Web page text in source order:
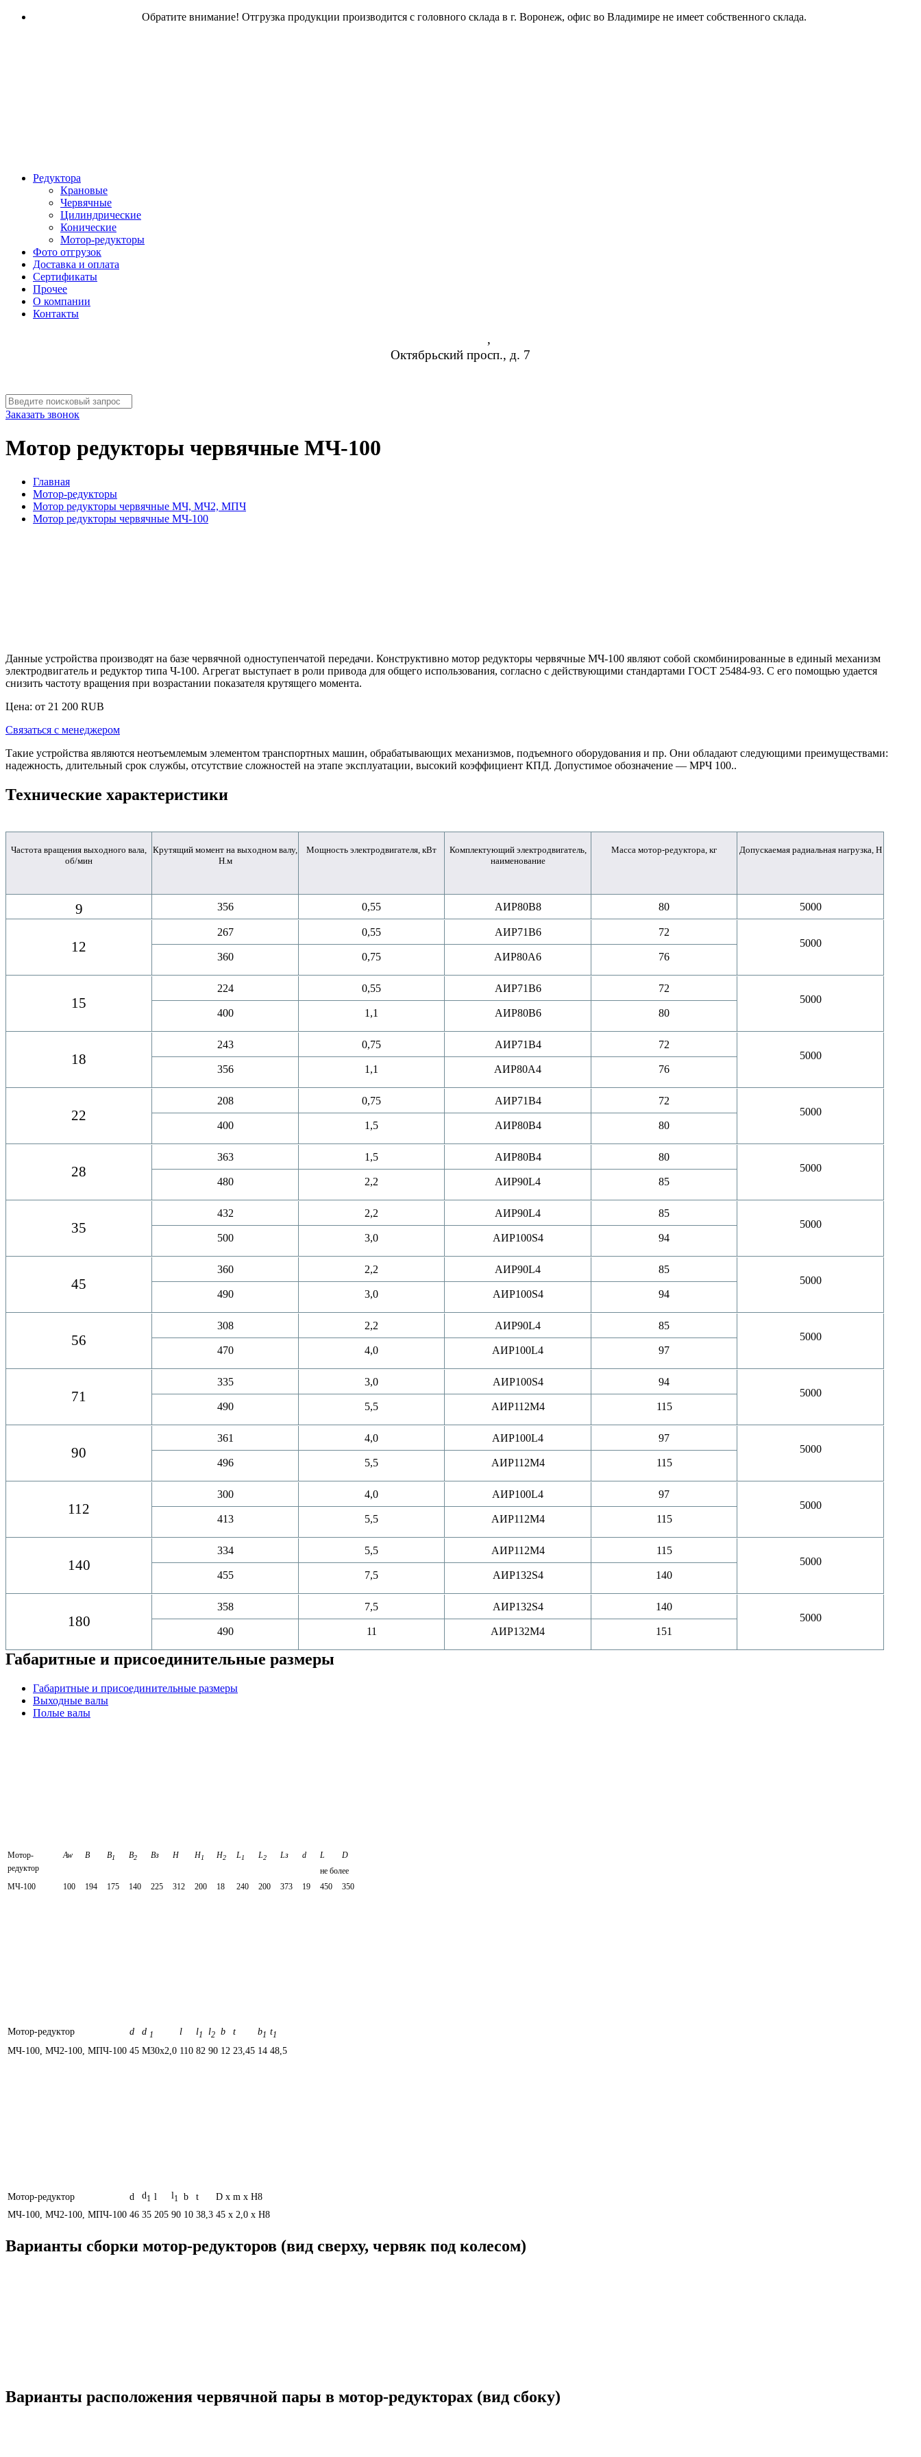
Обратите внимание! Отгрузка продукции производится с головного склада в г. Воронеж, офис во Владимире не имеет собственного склада.
Редуктора
Крановые
Червячные
Цилиндрические
Конические
Мотор-редукторы
Фото отгрузок
Доставка и оплата
Сертификаты
Прочее
О компании
Контакты
,
Октябрьский просп., д. 7
Заказать звонок
Мотор редукторы червячные МЧ-100
Главная
Мотор-редукторы
Мотор редукторы червячные МЧ, МЧ2, МПЧ
Мотор редукторы червячные МЧ-100
Данные устройства производят на базе червячной одноступенчатой передачи. Конструктивно мотор редукторы червячные МЧ-100 являют собой скомбинированные в единый механизм
электродвигатель и редуктор типа Ч-100. Агрегат выступает в роли привода для общего использования, согласно с действующими стандартами ГОСТ 25484-93. С его помощью удается
снизить частоту вращения при возрастании показателя крутящего момента.
Цена: от 21 200 RUB
Связаться с менеджером
Такие устройства являются неотъемлемым элементом транспортных машин, обрабатывающих механизмов, подъемного оборудования и пр. Они обладают следующими преимуществами:
надежность, длительный срок службы, отсутствие сложностей на этапе эксплуатации, высокий коэффициент КПД. Допустимое обозначение ― МРЧ 100..
Технические характеристики
Частота вращения выходного вала,
об/мин
Крутящий момент на выходном валу,
Н.м
Мощность электродвигателя, кВт
Комплектующий электродвигатель,
наименование
Масса мотор-редуктора, кг Допускаемая радиальная нагрузка, Н
9 356 0,55 АИР80B8 80 5000
12
267
360
0,55
0,75
АИР71B6
АИР80A6
72
76
5000
15
224
400
0,55
1,1
АИР71B6
АИР80B6
72
80
5000
18
243
356
0,75
1,1
АИР71B4
АИР80A4
72
76
5000
22
208
400
0,75
1,5
АИР71B4
АИР80B4
72
80
5000
28
363
480
1,5
2,2
АИР80B4
АИР90L4
80
85
5000
35
432
500
2,2
3,0
АИР90L4
АИР100S4
85
94
5000
45
360
490
2,2
3,0
АИР90L4
АИР100S4
85
94
5000
56
308
470
2,2
4,0
АИР90L4
АИР100L4
85
97
5000
71
335
490
3,0
5,5
АИР100S4
АИР112M4
94
115
5000
90
361
496
4,0
5,5
АИР100L4
АИР112M4
97
115
5000
112
300
413
4,0
5,5
АИР100L4
АИР112M4
97
115
5000
140
334
455
5,5
7,5
АИР112M4
АИР132S4
115
140
5000
180
358
490
7,5
11
АИР132S4
АИР132M4
140
151
5000
Габаритные и присоединительные размеры
Габаритные и присоединительные размеры
Выходные валы
Полые валы
Мотор-
редуктор
Aw В В1 В2 Вз Н Н1 Н2 L1 L2 Lз d L
D
не более
МЧ-100
100 194 175 140 225 312 200 18 240 200 373 19 450 350
Мотор-редуктор d d 1 l l1 l2 b t b1 t1
МЧ-100, МЧ2-100, МПЧ-100 45 М30х2,0 110 82 90 12 23,45 14 48,5
Мотор-редуктор d d1 l l1 b t
D х m х H8
МЧ-100, МЧ2-100, МПЧ-100 46 35 205 90 10 38,3 45 х 2,0 х Н8
Варианты сборки мотор-редукторов (вид сверху, червяк под колесом)
Варианты расположения червячной пары в мотор-редукторах (вид сбоку)